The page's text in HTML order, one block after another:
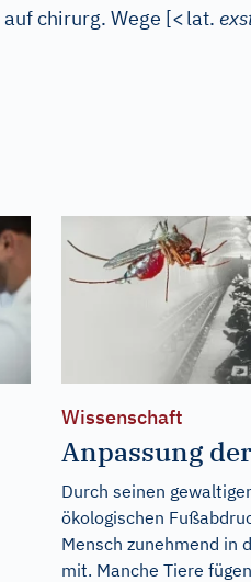
chirurg. Wege [<lat.
Wissenschaft
Anpassung
Durch seinen
ökologischen
Mensch zunehmend in
mit. Manche Tiere